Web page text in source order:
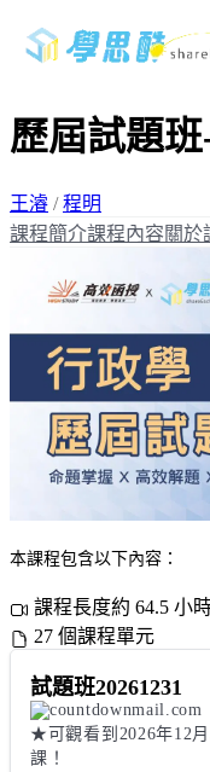
歷屆試題
王濬 /程明
課程簡介課程內容關於
本課程包含以下內容：
課程長度約 64.5 小
27 個課程單元
試題班20261231
★可觀看到2026年12
課！